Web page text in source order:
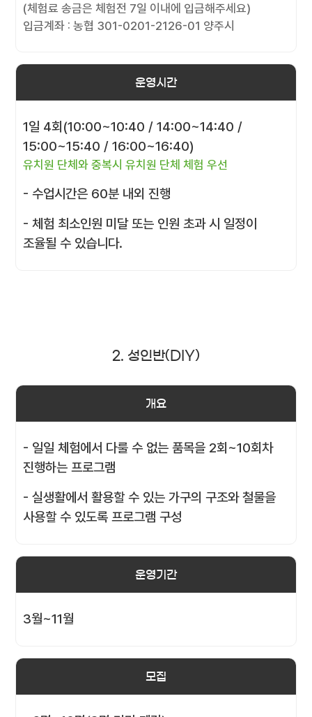
(체험료 송금은 체험전 7일 이내에 입금해주세요)
입금계좌 : 농협 301-0201-2126-01 양주시
운영시간
1일 4회(10:00~10:40 / 14:00~14:40 /
15:00~15:40 / 16:00~16:40)
유치원 단체와 중복시 유치원 단체 체험 우선
- 수업시간은 60분 내외 진행
- 체험 최소인원 미달 또는 인원 초과 시 일정이
조율될 수 있습니다.
2. 성인반(DIY)
개요
- 일일 체험에서 다룰 수 없는 품목을 2회~10회차
진행하는 프로그램
- 실생활에서 활용할 수 있는 가구의 구조와 철물을
사용할 수 있도록 프로그램 구성
운영기간
3월~11월
모집